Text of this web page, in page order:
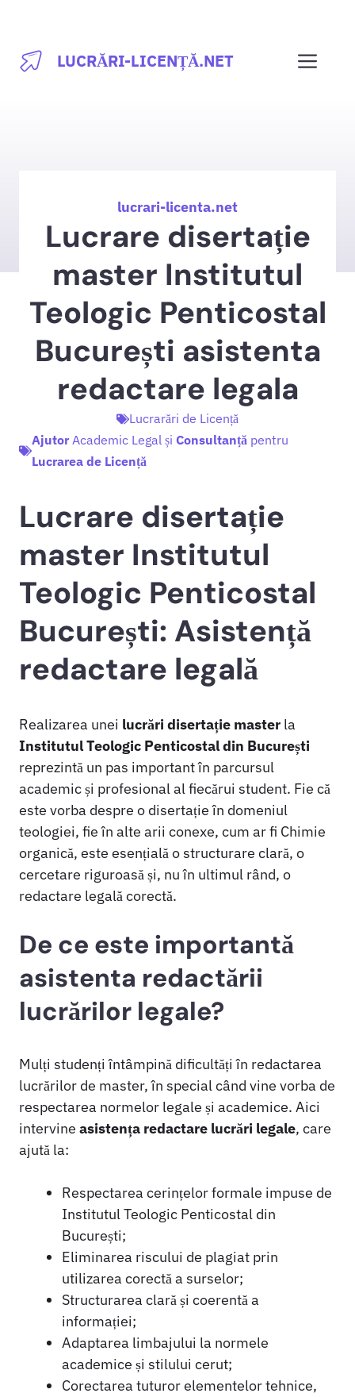
conținut
LUCRĂRI-LICENȚĂ.NET
lucrari-licenta.net
Lucrare disertație
master Institutul
Teologic Penticostal
București asistenta
redactare legala
Lucrarări de Licență
Ajutor Academic Legal și Consultanță pentru
Lucrarea de Licență
Lucrare disertație
master Institutul
Teologic Penticostal
București: Asistență
redactare legală
Realizarea unei lucrări disertație master la
Institutul Teologic Penticostal din București
reprezintă un pas important în parcursul
academic și profesional al fiecărui student. Fie că
este vorba despre o disertație în domeniul
teologiei, fie în alte arii conexe, cum ar fi Chimie
organică, este esențială o structurare clară, o
cercetare riguroasă și, nu în ultimul rând, o
redactare legală corectă.
De ce este importantă
asistenta redactării
lucrărilor legale?
Mulți studenți întâmpină dificultăți în redactarea
lucrărilor de master, în special când vine vorba de
respectarea normelor legale și academice. Aici
intervine asistența redactare lucrări legale, care
ajută la:
Respectarea cerințelor formale impuse de
Institutul Teologic Penticostal din
București;
Eliminarea riscului de plagiat prin
utilizarea corectă a surselor;
Structurarea clară și coerentă a
informației;
Adaptarea limbajului la normele
academice și stilului cerut;
Corectarea tuturor elementelor tehnice,